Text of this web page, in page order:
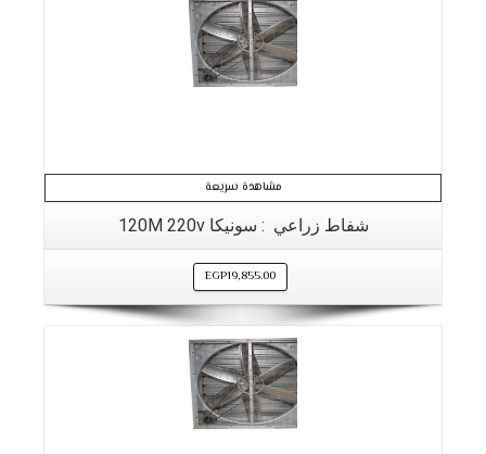
مشاهدة سريعة
شفاط زراعي : سونيكا 120M 220v
EGP19,855.00
التفاصيل